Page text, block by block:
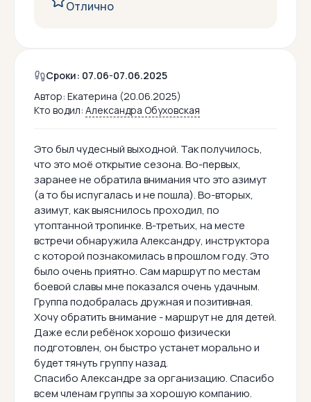
Отлично
Сроки: 07.06-07.06.2025
Автор: Екатерина (20.06.2025)
Кто водил: Александра Обуховская
Это был чудесный выходной. Так получилось,
что это моё открытие сезона. Во-первых,
заранее не обратила внимания что это азимут
(а то бы испугалась и не пошла). Во-вторых,
азимут, как выяснилось проходил, по
утоптанной тропинке. В-третьих, на месте
встречи обнаружила Александру, инструктора
с которой познакомилась в прошлом году. Это
было очень приятно. Сам маршрут по местам
боевой славы мне показался очень удачным.
Группа подобралась дружная и позитивная.
Хочу обратить внимание - маршрут не для детей.
Даже если ребёнок хорошо физически
подготовлен, он быстро устанет морально и
будет тянуть группу назад.
Спасибо Александре за организацию. Спасибо
всем членам группы за хорошую компанию.